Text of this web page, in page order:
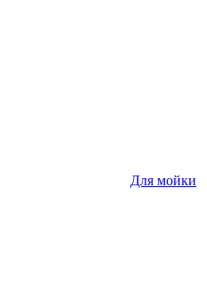
Для мойки